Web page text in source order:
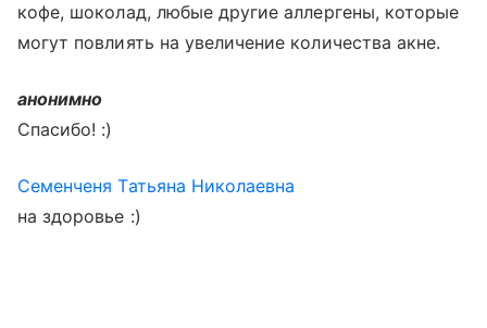
кофе, шоколад, любые другие аллергены, которые
могут повлиять на увеличение количества акне.
анонимно
Спасибо! :)
Семенченя Татьяна Николаевна
на здоровье :)